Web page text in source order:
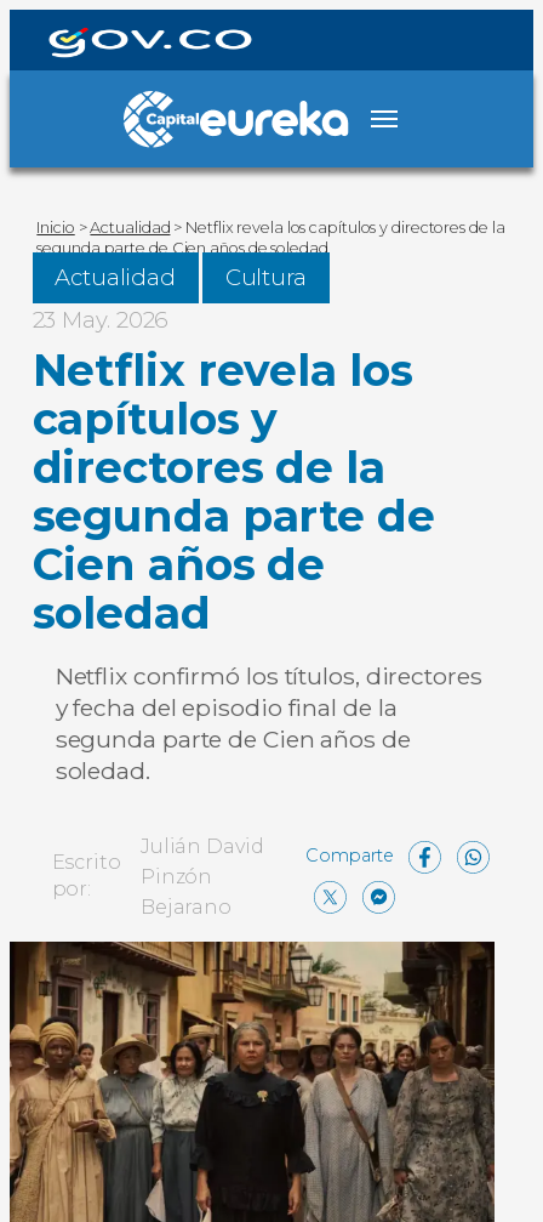
Inicio >Actualidad > Netflix revela los capítulos y directores de la
segunda parte de Cien años de soledad
Actualidad
Cultura
23 May. 2026
Netflix revela los
capítulos y
directores de la
segunda parte de
Cien años de
soledad
Netflix confirmó los títulos, directores
y fecha del episodio final de la
segunda parte de Cien años de
soledad.
Escrito
por:
Julián David
Pinzón
Bejarano
X